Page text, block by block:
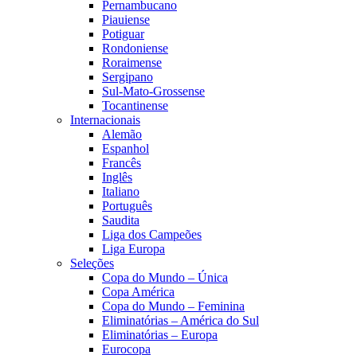
Pernambucano
Piauiense
Potiguar
Rondoniense
Roraimense
Sergipano
Sul-Mato-Grossense
Tocantinense
Internacionais
Alemão
Espanhol
Francês
Inglês
Italiano
Português
Saudita
Liga dos Campeões
Liga Europa
Seleções
Copa do Mundo – Única
Copa América
Copa do Mundo – Feminina
Eliminatórias – América do Sul
Eliminatórias – Europa
Eurocopa